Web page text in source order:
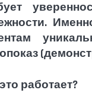
работает?